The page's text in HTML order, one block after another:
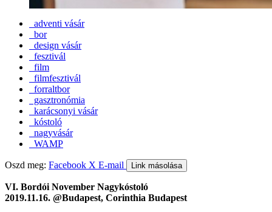
adventi vásár
bor
design vásár
fesztivál
film
filmfesztivál
forraltbor
gasztronómia
karácsonyi vásár
kóstoló
nagyvásár
WAMP
Oszd meg: Facebook X E-mail Link másolása
VI. Bordói November Nagykóstoló
2019.11.16. @Budapest, Corinthia Budapest